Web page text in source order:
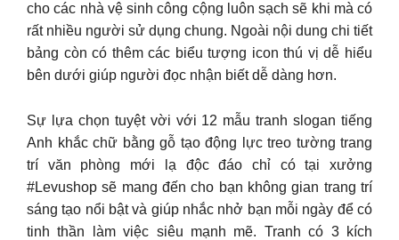
cho các nhà vệ sinh công cộng luôn sạch sẽ khi mà có
rất nhiều người sử dụng chung. Ngoài nội dung chi tiết
bảng còn có thêm các biểu tượng icon thú vị dễ hiểu
bên dưới giúp người đọc nhận biết dễ dàng hơn.
Sự lựa chọn tuyệt vời với 12 mẫu tranh slogan tiếng
Anh khắc chữ bằng gỗ tạo động lực treo tường trang
trí văn phòng mới lạ độc đáo chỉ có tại xưởng
#Levushop sẽ mang đến cho bạn không gian trang trí
sáng tạo nổi bật và giúp nhắc nhở bạn mỗi ngày để có
tinh thần làm việc siêu mạnh mẽ. Tranh có 3 kích